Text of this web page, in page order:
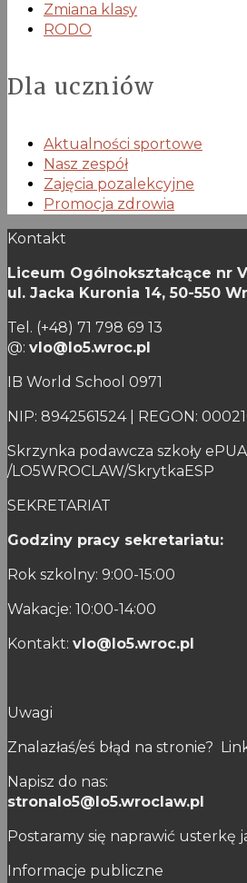
Zmiana klasy
RODO
Dla uczniów
Aktualności sportowe
Nasz zespół
Zajęcia pozalekcyjne
Promocja zdrowia
Kontakt
Liceum Ogólnokształcące nr V
ul. Jacka Kuronia 14, 50-550
Tel. (+48) 71 798 69 13
@: vlo@lo5.wroc.pl
IB World School 0971
NIP: 8942561524 | REGON:
Skrzynka podawcza szkoły
/LO5WROCLAW/SkrytkaESP
SEKRETARIAT
Godziny pracy sekretariatu:
Rok szkolny: 9:00-15:00
Wakacje: 10:00-14:00
Kontakt: vlo@lo5.wroc.pl
Uwagi
Znalazłaś/eś błąd na stronie?
Napisz do nas:
stronalo5@lo5.wroclaw.pl
Postaramy się naprawić usterkę
Informacje publiczne